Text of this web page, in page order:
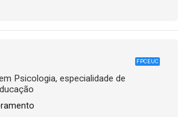
FPCEUC
Psicologia, especialidade de